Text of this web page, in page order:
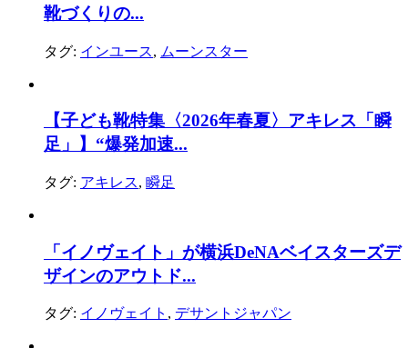
靴づくりの...
タグ: インユース, ムーンスター
【子ども靴特集〈2026年春夏〉アキレス「瞬
足」】“爆発加速...
タグ: アキレス, 瞬足
「イノヴェイト」が横浜DeNAベイスターズデ
ザインのアウトド...
タグ: イノヴェイト , デサントジャパン